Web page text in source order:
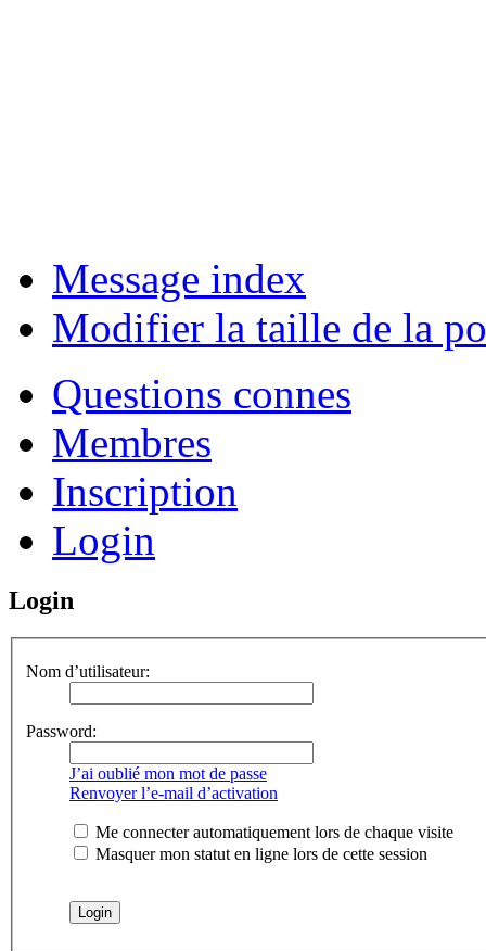
Message index
Modifier la taille de la
Questions connes
Membres
Inscription
Login
Login
Nom d’utilisateur:
Password:
J’ai oublié mon mot de passe
Renvoyer l’e-mail d’activation
Me connecter automatiquement lors de chaque visite
Masquer mon statut en ligne lors de cette session